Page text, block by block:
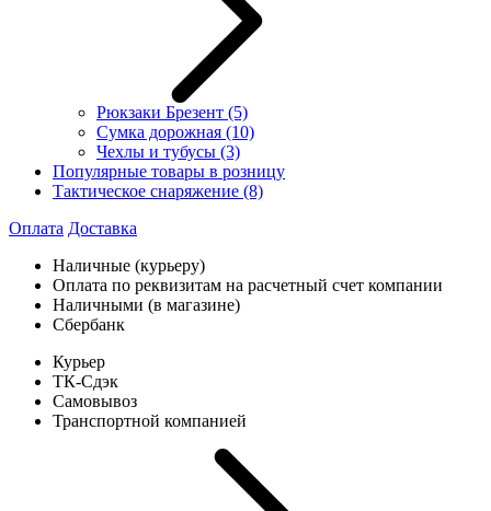
Рюкзаки Брезент (5)
Сумка дорожная (10)
Чехлы и тубусы (3)
Популярные товары в розницу
Тактическое снаряжение (8)
Оплата Доставка
Наличные (курьеру)
Оплата по реквизитам на расчетный счет компании
Наличными (в магазине)
Сбербанк
Курьер
ТК-Сдэк
Самовывоз
Транспортной компанией